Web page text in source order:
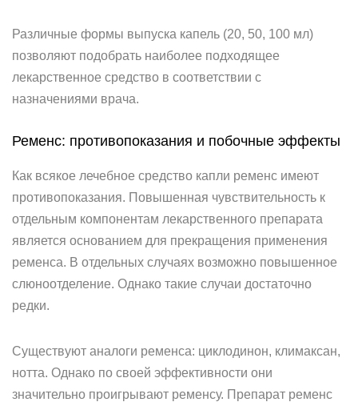
Различные формы выпуска капель (20, 50, 100 мл)
позволяют подобрать наиболее подходящее
лекарственное средство в соответствии с
назначениями врача.
Ременс: противопоказания и побочные эффекты
Как всякое лечебное средство капли ременс имеют
противопоказания. Повышенная чувствительность к
отдельным компонентам лекарственного препарата
является основанием для прекращения применения
ременса. В отдельных случаях возможно повышенное
слюноотделение. Однако такие случаи достаточно
редки.
Существуют аналоги ременса: циклодинон, климаксан,
нотта. Однако по своей эффективности они
значительно проигрывают ременсу. Препарат ременс